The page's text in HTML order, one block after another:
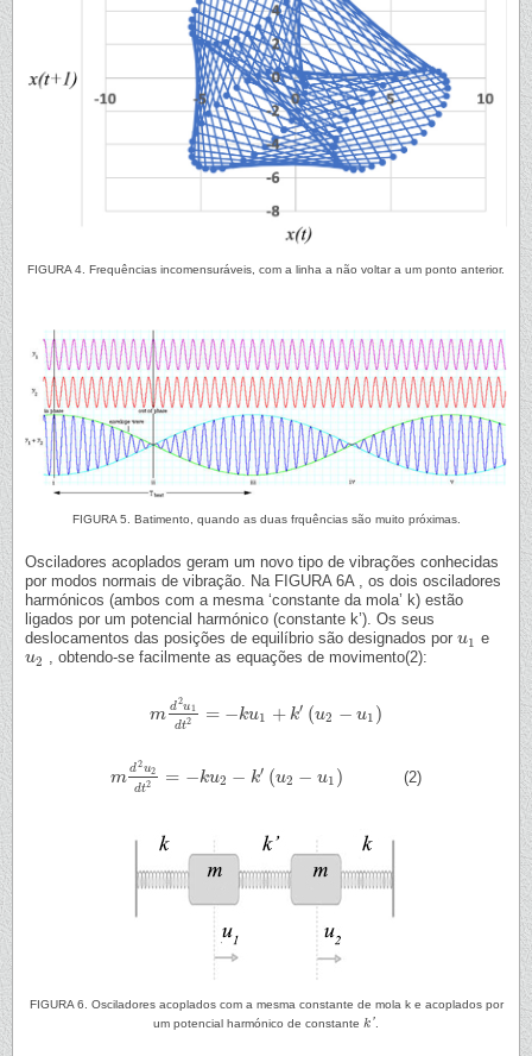
FIGURA 4. Frequências incomensuráveis, com a linha a não voltar a um ponto anterior.
FIGURA 5. Batimento, quando as duas frquências são muito próximas.
Osciladores acoplados geram um novo tipo de vibrações conhecidas
por modos normais de vibração. Na FIGURA 6A , os dois osciladores
harmónicos (ambos com a mesma ‘constante da mola’ k) estão
ligados por um potencial harmónico (constante k’). Os seus
deslocamentos das posições de equilíbrio são designados por u1
u1 e
u2
u2 , obtendo-se facilmente as equações de movimento(2):
m
d2u1
dt2 = −ku1 + k′ (u2 − u1 )
md2u1d t2=−ku1+ k′( u2 −u1)
m
d2u2
dt2 = −ku2 − k′ (u2 − u1 )
md2u2d t2=−ku2− k′( u2 −u1) (2)
FIGURA 6. Osciladores acoplados com a mesma constante de mola k e acoplados por
um potencial harmónico de constantek'
k′ .